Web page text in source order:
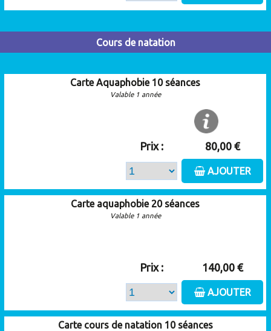
Cours de natation
Carte Aquaphobie 10 séances
Valable 1 année
Prix : 80,00 €
AJOUTER
Carte aquaphobie 20 séances
Valable 1 année
Prix : 140,00 €
AJOUTER
Carte cours de natation 10 séances